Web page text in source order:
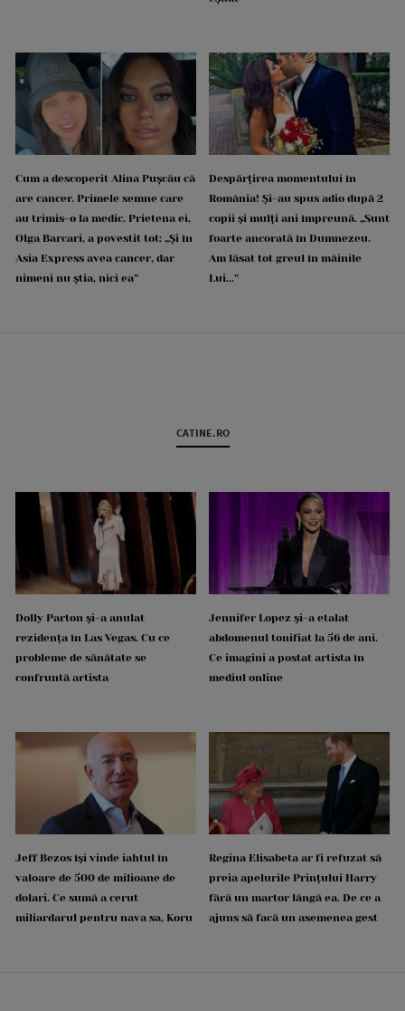
Cum a descoperit Alina Pușcău că
are cancer. Primele semne care
au trimis-o la medic. Prietena ei,
Olga Barcari, a povestit tot: „Și în
Asia Express avea cancer, dar
nimeni nu știa, nici ea”
Despărțirea momentului în
România! Și-au spus adio după 2
copii și mulți ani împreună. „Sunt
foarte ancorată în Dumnezeu.
Am lăsat tot greul în mâinile
Lui...”
CATINE.RO
Dolly Parton și-a anulat
rezidența în Las Vegas. Cu ce
probleme de sănătate se
confruntă artista
Jennifer Lopez și-a etalat
abdomenul tonifiat la 56 de ani.
Ce imagini a postat artista în
mediul online
Jeff Bezos își vinde iahtul în
valoare de 500 de milioane de
dolari. Ce sumă a cerut
miliardarul pentru nava sa, Koru
Regina Elisabeta ar fi refuzat să
preia apelurile Prințului Harry
fără un martor lângă ea. De ce a
ajuns să facă un asemenea gest